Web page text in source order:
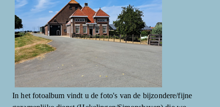
In het fotoalbum vindt u de foto's van de bijzondere/fijne